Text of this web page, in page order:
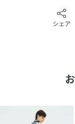
寒い時期はジャケ
リボンは取り外し
予めご了承ください
シェア